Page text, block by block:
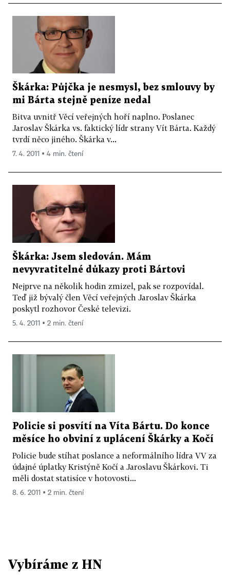
Škárka: Půjčka je nesmysl, bez smlouvy by
mi Bárta stejně peníze nedal
Bitva uvnitř Věcí veřejných hoří naplno. Poslanec
Jaroslav Škárka vs. faktický lídr strany Vít Bárta. Každý
tvrdí něco jiného. Škárka v...
7. 4. 2011 ▪ 4 min. čtení
Škárka: Jsem sledován. Mám
nevyvratitelné důkazy proti Bártovi
Nejprve na několik hodin zmizel, pak se rozpovídal.
Teď již bývalý člen Věcí veřejných Jaroslav Škárka
poskytl rozhovor České televizi.
5. 4. 2011 ▪ 2 min. čtení
Policie si posvítí na Víta Bártu. Do konce
měsíce ho obviní z uplácení Škárky a Kočí
Policie bude stíhat poslance a neformálního lídra VV za
údajné úplatky Kristýně Kočí a Jaroslavu Škárkovi. Ti
měli dostat statisíce v hotovosti...
8. 6. 2011 ▪ 2 min. čtení
Vybíráme z HN